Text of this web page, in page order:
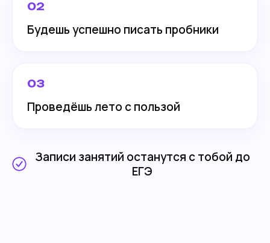
02
Будешь успешно писать пробники
03
Проведёшь лето с пользой
Записи занятий останутся с тобой до
ЕГЭ